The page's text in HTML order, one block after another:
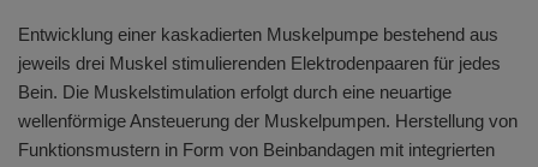
Entwicklung einer kaskadierten Muskelpumpe bestehend aus
jeweils drei Muskel stimulierenden Elektrodenpaaren für jedes
Bein. Die Muskelstimulation erfolgt durch eine neuartige
wellenförmige Ansteuerung der Muskelpumpen. Herstellung von
Funktionsmustern in Form von Beinbandagen mit integrierten